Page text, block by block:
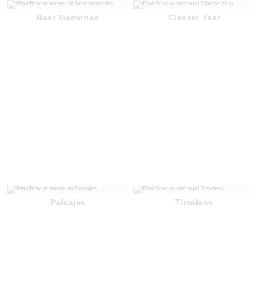
Best Memories Classic Year
Paisajes Timeless